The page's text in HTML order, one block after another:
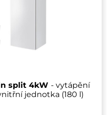
split 4kW - vytápění
jednotka (180 l)